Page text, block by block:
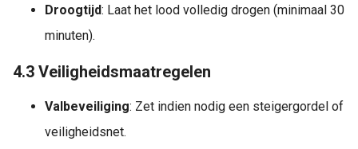
Droogtijd: Laat het lood volledig drogen (minimaal 30
minuten).
4.3 Veiligheidsmaatregelen
Valbeveiliging: Zet indien nodig een steigergordel of
veiligheidsnet.